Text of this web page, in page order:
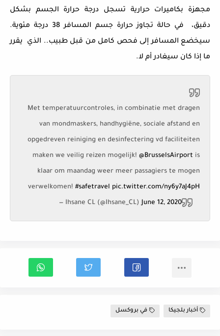
مجهزة بكاميرات حرارية تسجل درجة حرارة الجسم بشكل
دقيق، في حالة تجاوز حرارة جسم المسافر 38 درجة مئوية.
سيخضع المسافر إلى فحص كامل من قبل طبيب.. الذي يقرر
ما إذا كان سيغادر أم لا.
Met temperatuurcontroles, in combinatie met dragen
van mondmaskers, handhygiëne, sociale afstand en
opgedreven reiniging en desinfectering vd faciliteiten
maken we veilig reizen mogelijk! @BrusselsAirport is
klaar om maandag weer meer passagiers te mogen
verwelkomen! #safetravel pic.twitter.com/ny6y7aJ4pH
— Ihsane CL (@Ihsane_CL)June 12, 2020
أخبار بلجيكا في بروكسل